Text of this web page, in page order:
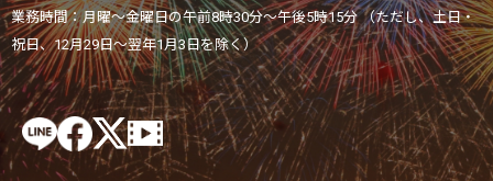
業務時間：月曜～金曜日の午前8時30分～午後5時15分 （ただし、土日・
祝日、12月29日～翌年1月3日を除く）